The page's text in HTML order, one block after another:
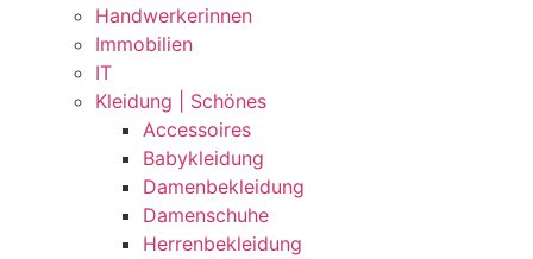
Handwerkerinnen
Immobilien
IT
Kleidung | Schönes
Accessoires
Babykleidung
Damenbekleidung
Damenschuhe
Herrenbekleidung